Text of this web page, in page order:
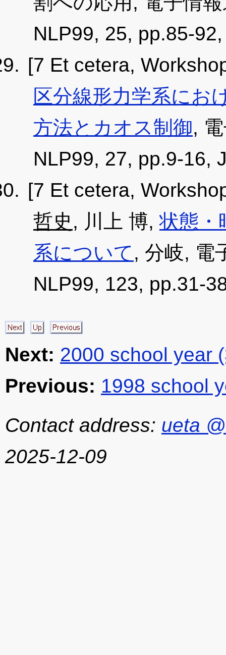
NLP99, 25, pp.85-
[7 Et cetera,
区分線形力学系にお
方法とカオス制御,
NLP99, 27, pp.9-16,
[7 Et cetera,
哲史 , 川上 博,状態・
系について, 分岐, 電
NLP99, 123, pp.31-
Next: 2000 school year
Previous: 1998 school
Contact address: ueta
2025-12-09